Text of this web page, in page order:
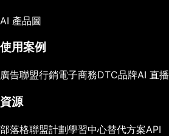
AI 產品圖
使用案例
廣告聯盟行銷電子商務DTC品牌AI 直播
資源
部落格聯盟計劃學習中心替代方案API